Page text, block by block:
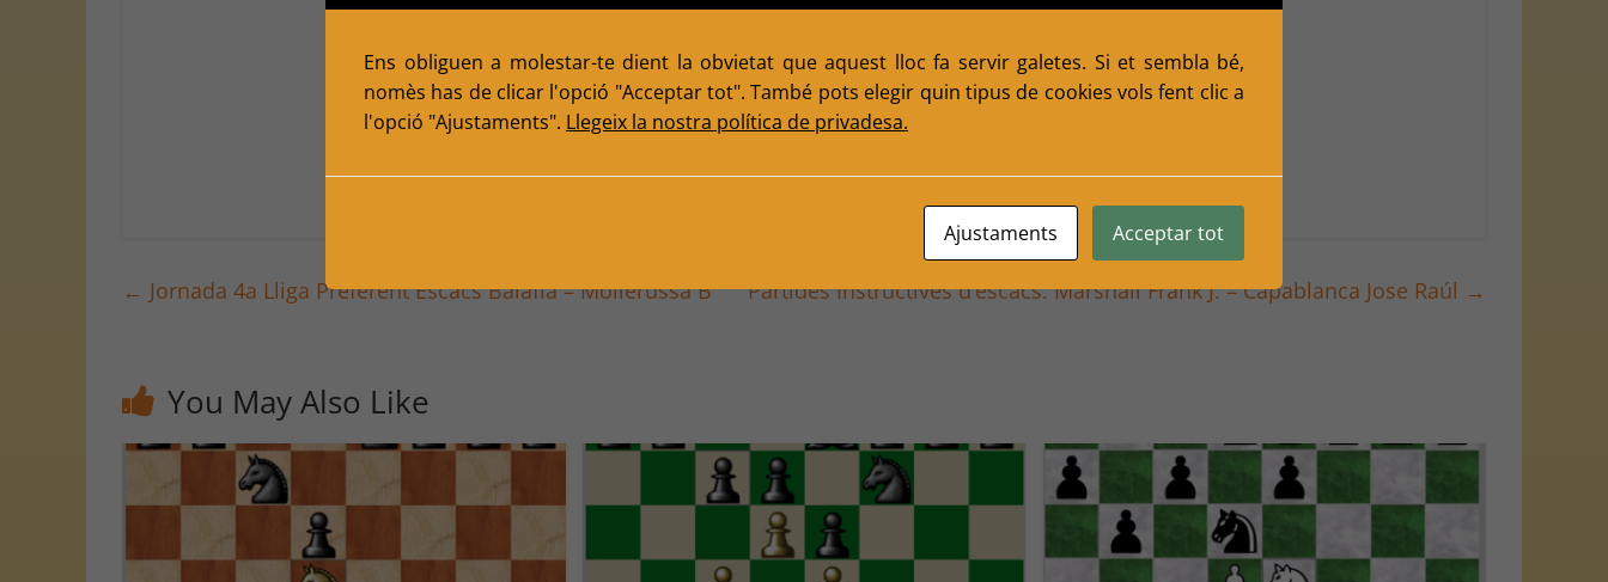
← Jornada 4a Lliga Preferent Escacs Balafia – Mollerussa B Partides Instructives d’escacs: Marshall Frank J. – Capablanca Jose Raúl →
You May Also Like
Ens obliguen a molestar-te dient la obvietat que aquest lloc fa servir galetes. Si et sembla bé,
nomès has de clicar l'opció "Acceptar tot". També pots elegir quin tipus de cookies vols fent clic a
l'opció "Ajustaments". Llegeix la nostra política de privadesa.
Ajustaments Acceptar tot